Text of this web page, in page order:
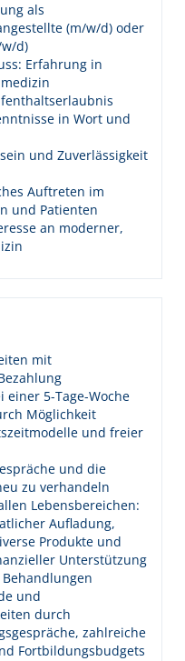
als
(m/w/d) oder
d)
Erfahrung in
in Wort und
und Zuverlässigkeit
Auftreten im
und Patienten
an moderner,
mit
einer 5-Tage-Woche
Möglichkeit
und freier
und die
zu verhandeln
Lebensbereichen:
Aufladung,
Produkte und
Unterstützung
und
durch
zahlreiche
Fortbildungsbudgets